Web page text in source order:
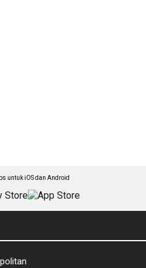
untuk iOS dan Android